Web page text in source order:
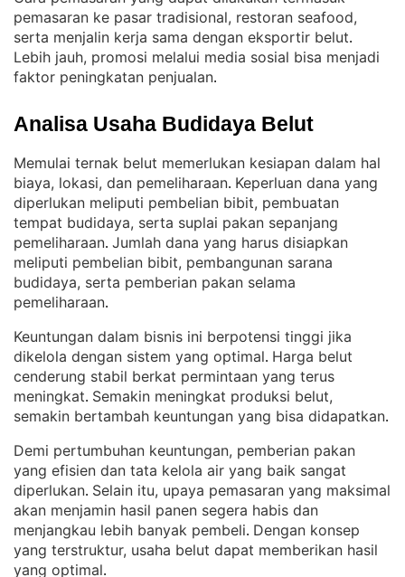
pemasaran ke pasar tradisional, restoran seafood,
serta menjalin kerja sama dengan eksportir belut
Lebih jauh, promosi melalui media sosial bisa menjadi
faktor peningkatan penjualan.
Analisa Usaha Budidaya Belut
Memulai ternak belut memerlukan kesiapan dalam hal
biaya, lokasi, dan pemeliharaan. Keperluan dana yang
diperlukan meliputi pembelian bibit, pembuatan
tempat budidaya, serta suplai pakan sepanjang
pemeliharaan. Jumlah dana yang harus disiapkan
meliputi pembelian bibit, pembangunan sarana
budidaya, serta pemberian pakan selama
pemeliharaan.
Keuntungan dalam bisnis ini berpotensi tinggi jika
dikelola dengan sistem yang optimal. Harga belut
cenderung stabil berkat permintaan yang terus
meningkat. Semakin meningkat produksi belut,
semakin bertambah keuntungan yang bisa didapatkan.
Demi pertumbuhan keuntungan, pemberian pakan
yang efisien dan tata kelola air yang baik sangat
diperlukan. Selain itu, upaya pemasaran yang maksimal
akan menjamin hasil panen segera habis dan
menjangkau lebih banyak pembeli. Dengan konsep
yang terstruktur, usaha belut dapat memberikan hasil
yang optimal.